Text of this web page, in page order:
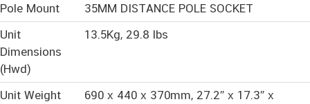
Pole Mount
35MM DISTANCE POLE SOCKET
Unit
Dimensions
(Hwd)
13.5Kg, 29.8 lbs
Unit Weight
690 x 440 x 370mm, 27.2″ x 17.3″ x